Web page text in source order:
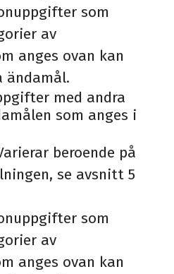
som
av
anges ovan kan
ändamål.
med andra
som anges i
beroende på
se avsnitt 5
som
av
anges ovan kan